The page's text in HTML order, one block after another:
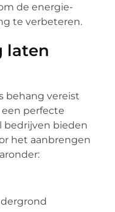
de energie-
te verbeteren.
laten
behang vereist
perfecte
bedrijven bieden
het aanbrengen